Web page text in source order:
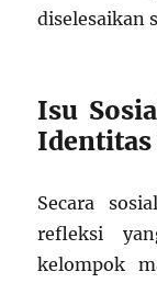
diselesaikan
Isu
Secara
refleksi
kelompok